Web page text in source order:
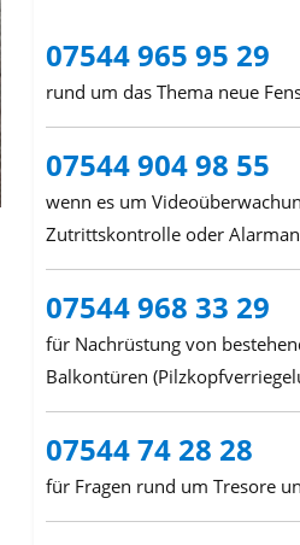
07544 965 95 29
rund um das Thema neue
07544 904 98 55
wenn es um
Zutrittskontrolle oder
07544 968 33 29
für Nachrüstung von
Balkontüren
07544 74 28 28
für Fragen rund um Tresore